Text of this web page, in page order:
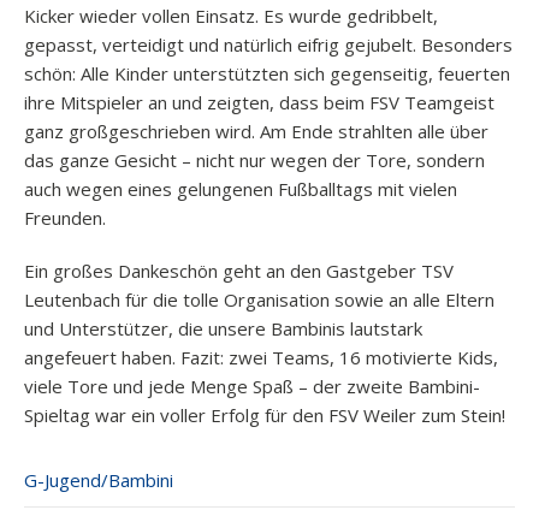
Kicker wieder vollen Einsatz. Es wurde gedribbelt,
gepasst, verteidigt und natürlich eifrig gejubelt. Besonders
schön: Alle Kinder unterstützten sich gegenseitig, feuerten
ihre Mitspieler an und zeigten, dass beim FSV Teamgeist
ganz großgeschrieben wird. Am Ende strahlten alle über
das ganze Gesicht – nicht nur wegen der Tore, sondern
auch wegen eines gelungenen Fußballtags mit vielen
Freunden.
Ein großes Dankeschön geht an den Gastgeber TSV
Leutenbach für die tolle Organisation sowie an alle Eltern
und Unterstützer, die unsere Bambinis lautstark
angefeuert haben. Fazit: zwei Teams, 16 motivierte Kids,
viele Tore und jede Menge Spaß – der zweite Bambini-
Spieltag war ein voller Erfolg für den FSV Weiler zum Stein!
G-Jugend/Bambini